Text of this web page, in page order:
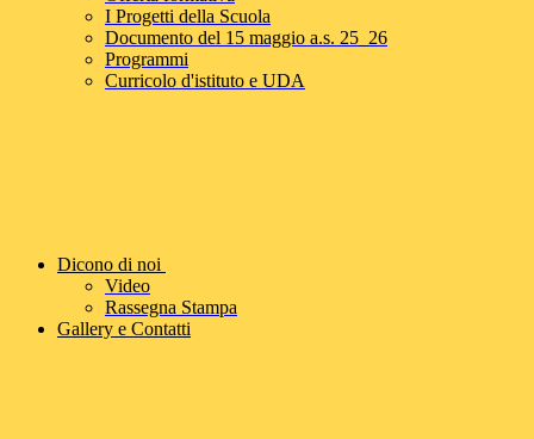
I Progetti della Scuola
Documento del 15 maggio a.s. 25_26
Programmi
Curricolo d'istituto e UDA
Dicono di noi
Video
Rassegna Stampa
Gallery e Contatti